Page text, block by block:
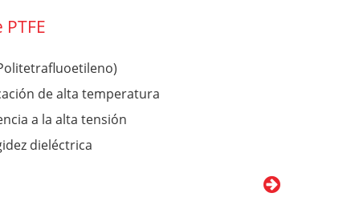
de alta temperatura
a la alta tensión
dieléctrica